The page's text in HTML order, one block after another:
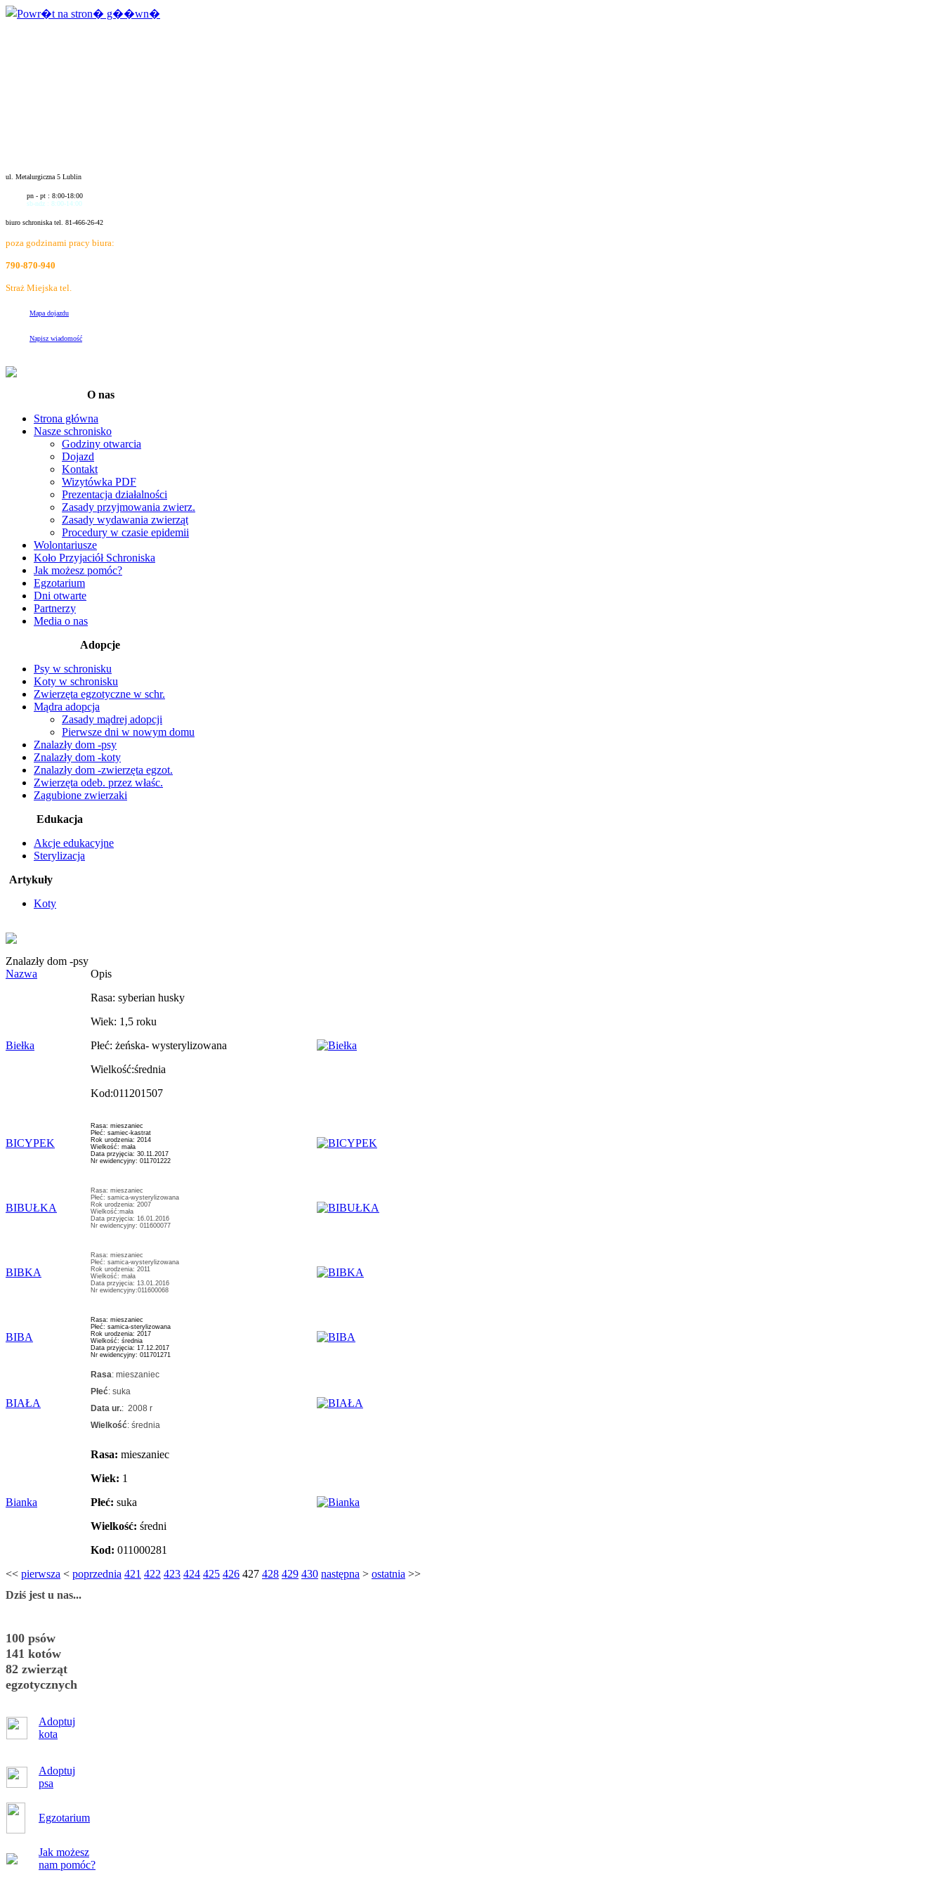
ul. Metalurgiczna 5 Lublin
pn - pt : 8:00-18:00
sb-ndz : 8:00-14:00
biuro schroniska tel. 81-466-26-42
poza godzinami pracy biura:
790-870-940
Straż Miejska tel.
Mapa dojazdu
Napisz wiadomość
O nas
Strona główna
Nasze schronisko
Godziny otwarcia
Dojazd
Kontakt
Wizytówka PDF
Prezentacja działalności
Zasady przyjmowania zwierz.
Zasady wydawania zwierząt
Procedury w czasie epidemii
Wolontariusze
Koło Przyjaciół Schroniska
Jak możesz pomóc?
Egzotarium
Dni otwarte
Partnerzy
Media o nas
Adopcje
Psy w schronisku
Koty w schronisku
Zwierzęta egzotyczne w schr.
Mądra adopcja
Zasady mądrej adopcji
Pierwsze dni w nowym domu
Znalazły dom -psy
Znalazły dom -koty
Znalazły dom -zwierzęta egzot.
Zwierzęta odeb. przez właśc.
Zagubione zwierzaki
Edukacja
Akcje edukacyjne
Sterylizacja
Artykuły
Koty
Znalazły dom -psy
Nazwa
Opis
Biełka
Rasa: syberian husky
Wiek: 1,5 roku
Płeć: żeńska- wysterylizowana
Wielkość:średnia
Kod:011201507
BICYPEK
Rasa: mieszaniec
Płeć: samiec-kastrat
Rok urodzenia: 2014
Wielkość: mała
Data przyjęcia: 30.11.2017
Nr ewidencyjny: 011701222
BIBUŁKA
Rasa: mieszaniec
Płeć: samica-wysterylizowana
Rok urodzenia: 2007
Wielkość:mała
Data przyjęcia: 16.01.2016
Nr ewidencyjny: 011600077
BIBKA
Rasa: mieszaniec
Płeć: samica-wysterylizowana
Rok urodzenia: 2011
Wielkość: mała
Data przyjęcia: 13.01.2016
Nr ewidencyjny:011600068
BIBA
Rasa: mieszaniec
Płeć: samica-sterylizowana
Rok urodzenia: 2017
Wielkość: średnia
Data przyjęcia: 17.12.2017
Nr ewidencyjny: 011701271
BIAŁA
Rasa: mieszaniec
Płeć: suka
Data ur.: 2008 r
Wielkość: średnia
Bianka
Rasa: mieszaniec
Wiek: 1
Płeć: suka
Wielkość: średni
Kod: 011000281
<< pierwsza < poprzednia 421 422 423 424 425 426 427 428 429 430 następna > ostatnia >>
Dziś jest u nas...
100 psów
141 kotów
82 zwierząt
egzotycznych
Adoptuj
kota
Adoptuj
psa
Egzotarium
Jak możesz
nam pomóc?